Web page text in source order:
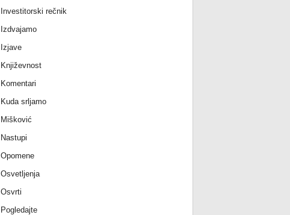
Investitorski rečnik
Izdvajamo
Izjave
Književnost
Komentari
Kuda srljamo
Mišković
Nastupi
Opomene
Osvetljenja
Osvrti
Pogledajte